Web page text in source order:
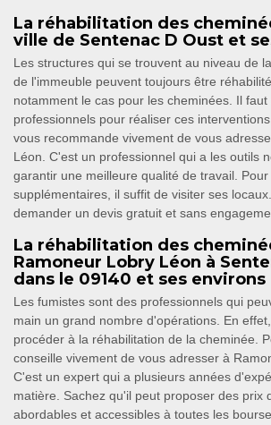
La réhabilitation des
ville de Sentenac D Oust et
Les structures qui se trouvent au niveau de
de l'immeuble peuvent toujours être
notamment le cas pour les cheminées. Il
professionnels pour réaliser ces
vous recommande vivement de vous
Léon. C'est un professionnel qui a les outils
garantir une meilleure qualité de travail.
supplémentaires, il suffit de visiter ses
demander un devis gratuit et sans
La réhabilitation des
Ramoneur Lobry Léon à
dans le 09140 et ses environs
Les fumistes sont des professionnels qui
main un grand nombre d'opérations. En
procéder à la réhabilitation de la cheminée.
conseille vivement de vous adresser à
C'est un expert qui a plusieurs années
matière. Sachez qu'il peut proposer des prix
abordables et accessibles à toutes les